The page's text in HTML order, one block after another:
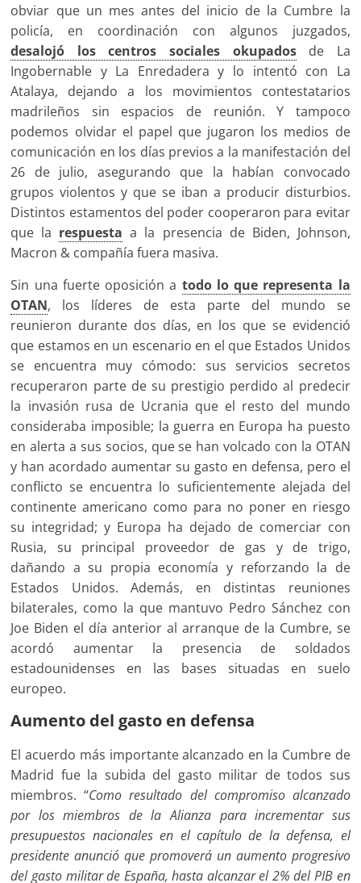
obviar que un mes antes del inicio de la Cumbre la
policía, en coordinación con algunos juzgados,
desalojó los centros sociales okupadosde La
Ingobernable y La Enredadera y lo intentó con La
Atalaya, dejando a los movimientos contestatarios
madrileños sin espacios de reunión. Y tampoco
podemos olvidar el papel que jugaron los medios de
comunicación en los días previos a la manifestación del
26 de julio, asegurando que la habían convocado
grupos violentos y que se iban a producir disturbios.
Distintos estamentos del poder cooperaron para evitar
que la respuesta a la presencia de Biden, Johnson,
Macron & compañía fuera masiva.
Sin una fuerte oposición a todo lo que representa la
OTAN, los líderes de esta parte del mundo se
reunieron durante dos días, en los que se evidenció
que estamos en un escenario en el que Estados Unidos
se encuentra muy cómodo: sus servicios secretos
recuperaron parte de su prestigio perdido al predecir
la invasión rusa de Ucrania que el resto del mundo
consideraba imposible; la guerra en Europa ha puesto
en alerta a sus socios, que se han volcado con la OTAN
y han acordado aumentar su gasto en defensa, pero el
conflicto se encuentra lo suficientemente alejada del
continente americano como para no poner en riesgo
su integridad; y Europa ha dejado de comerciar con
Rusia, su principal proveedor de gas y de trigo,
dañando a su propia economía y reforzando la de
Estados Unidos. Además, en distintas reuniones
bilaterales, como la que mantuvo Pedro Sánchez con
Joe Biden el día anterior al arranque de la Cumbre, se
acordó aumentar la presencia de soldados
estadounidenses en las bases situadas en suelo
europeo.
Aumento del gasto en defensa
El acuerdo más importante alcanzado en la Cumbre de
Madrid fue la subida del gasto militar de todos sus
miembros. “Como resultado del compromiso alcanzado
por los miembros de la Alianza para incrementar sus
presupuestos nacionales en el capítulo de la defensa, el
presidente anunció que promoverá un aumento progresivo
del gasto militar de España, hasta alcanzar el 2% del PIB en